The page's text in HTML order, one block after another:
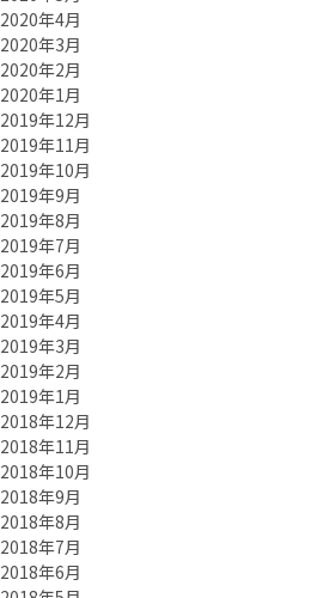
2020年4月
2020年3月
2020年2月
2020年1月
2019年12月
2019年11月
2019年10月
2019年9月
2019年8月
2019年7月
2019年6月
2019年5月
2019年4月
2019年3月
2019年2月
2019年1月
2018年12月
2018年11月
2018年10月
2018年9月
2018年8月
2018年7月
2018年6月